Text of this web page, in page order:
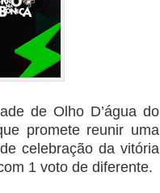
de Olho D’água do
promete reunir uma
celebração da vitória
1 voto de diferente.